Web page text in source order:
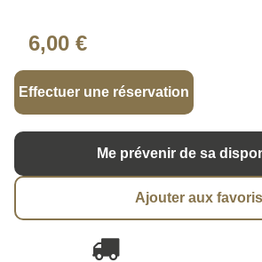
6,00 €
Effectuer une réservation
Me prévenir de sa
Ajouter aux favoris